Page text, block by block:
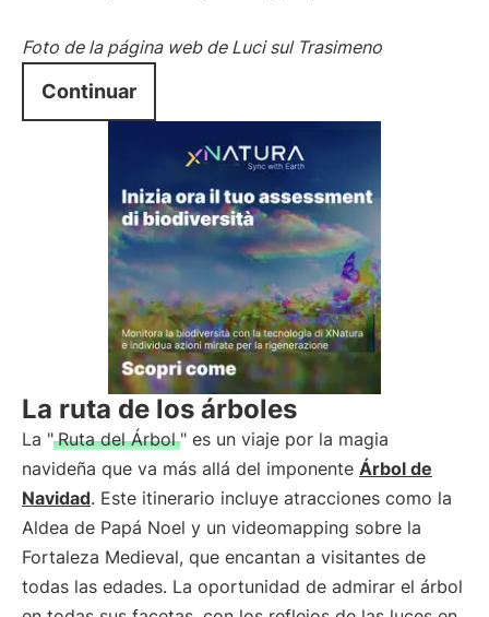
Foto de la página web de Luci sul Trasimeno
Continuar
La ruta de los árboles
La " Ruta del Árbol " es un viaje por la magia
navideña que va más allá del imponente Árbol de
Navidad. Este itinerario incluye atracciones como la
Aldea de Papá Noel y un videomapping sobre la
Fortaleza Medieval, que encantan a visitantes de
todas las edades. La oportunidad de admirar el árbol